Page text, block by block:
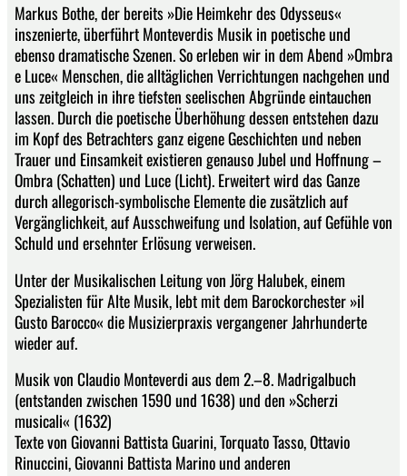
Markus Bothe, der bereits »Die Heimkehr des Odysseus«
inszenierte, überführt Monteverdis Musik in poetische und
ebenso dramatische Szenen. So erleben wir in dem Abend »Ombra
e Luce« Menschen, die alltäglichen Verrichtungen nachgehen und
uns zeitgleich in ihre tiefsten seelischen Abgründe eintauchen
lassen. Durch die poetische Überhöhung dessen entstehen dazu
im Kopf des Betrachters ganz eigene Geschichten und neben
Trauer und Einsamkeit existieren genauso Jubel und Hoffnung –
Ombra (Schatten) und Luce (Licht). Erweitert wird das Ganze
durch allegorisch-symbolische Elemente die zusätzlich auf
Vergänglichkeit, auf Ausschweifung und Isolation, auf Gefühle von
Schuld und ersehnter Erlösung verweisen.
Unter der Musikalischen Leitung von Jörg Halubek, einem
Spezialisten für Alte Musik, lebt mit dem Barockorchester »il
Gusto Barocco« die Musizierpraxis vergangener Jahrhunderte
wieder auf.
Musik von Claudio Monteverdi aus dem 2.–8. Madrigalbuch
(entstanden zwischen 1590 und 1638) und den »Scherzi
musicali« (1632)
Texte von Giovanni Battista Guarini, Torquato Tasso, Ottavio
Rinuccini, Giovanni Battista Marino und anderen